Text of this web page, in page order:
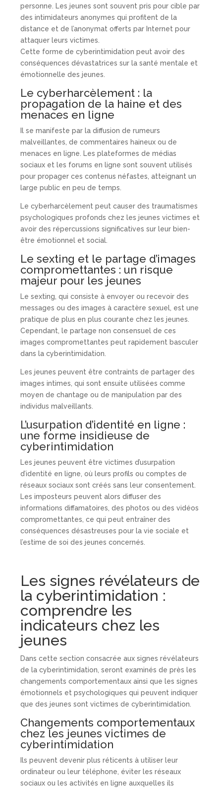
personne. Les jeunes sont souvent pris pour cible par
des intimidateurs anonymes qui profitent de la
distance et de l’anonymat offerts par Internet pour
attaquer leurs victimes.
Cette forme de cyberintimidation peut avoir des
conséquences dévastatrices sur la santé mentale et
émotionnelle des jeunes.
Le cyberharcèlement : la
propagation de la haine et des
menaces en ligne
Il se manifeste par la diffusion de rumeurs
malveillantes, de commentaires haineux ou de
menaces en ligne. Les plateformes de médias
sociaux et les forums en ligne sont souvent utilisés
pour propager ces contenus néfastes, atteignant un
large public en peu de temps.
Le cyberharcèlement peut causer des traumatismes
psychologiques profonds chez les jeunes victimes et
avoir des répercussions significatives sur leur bien-
être émotionnel et social.
Le sexting et le partage d’images
compromettantes : un risque
majeur pour les jeunes
Le sexting, qui consiste à envoyer ou recevoir des
messages ou des images à caractère sexuel, est une
pratique de plus en plus courante chez les jeunes.
Cependant, le partage non consensuel de ces
images compromettantes peut rapidement basculer
dans la cyberintimidation.
Les jeunes peuvent être contraints de partager des
images intimes, qui sont ensuite utilisées comme
moyen de chantage ou de manipulation par des
individus malveillants.
L’usurpation d’identité en ligne :
une forme insidieuse de
cyberintimidation
Les jeunes peuvent être victimes d’usurpation
d’identité en ligne, où leurs profils ou comptes de
réseaux sociaux sont créés sans leur consentement.
Les imposteurs peuvent alors diffuser des
informations diffamatoires, des photos ou des vidéos
compromettantes, ce qui peut entraîner des
conséquences désastreuses pour la vie sociale et
l’estime de soi des jeunes concernés.
Les signes révélateurs de
la cyberintimidation :
comprendre les
indicateurs chez les
jeunes
Dans cette section consacrée aux signes révélateurs
de la cyberintimidation, seront examinés de près les
changements comportementaux ainsi que les signes
émotionnels et psychologiques qui peuvent indiquer
que des jeunes sont victimes de cyberintimidation.
Changements comportementaux
chez les jeunes victimes de
cyberintimidation
Ils peuvent devenir plus réticents à utiliser leur
ordinateur ou leur téléphone, éviter les réseaux
sociaux ou les activités en ligne auxquelles ils